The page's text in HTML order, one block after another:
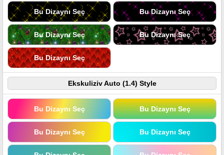
Bu Dizaynı Seç Bu Dizaynı Seç
Bu Dizaynı Seç Bu Dizaynı Seç
Bu Dizaynı Seç
Ekskuliziv Auto (1.4) Style
Bu Dizaynı Seç Bu Dizaynı Seç
Bu Dizaynı Seç Bu Dizaynı Seç